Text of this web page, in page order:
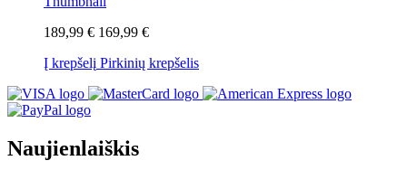
189,99 € 169,99 €
Į krepšelį Pirkinių krepšelis
Naujienlaiškis